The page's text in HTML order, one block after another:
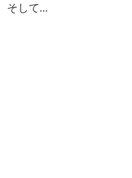
そして…